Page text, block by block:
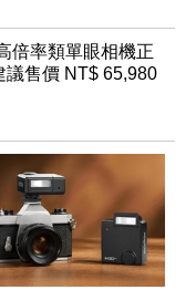
倍率類單眼相機正
議售價 NT$ 65,980